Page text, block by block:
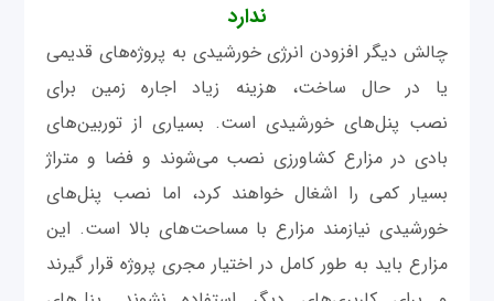
ندارد
چالش دیگر افزودن انرژی خورشیدی به پروژه‌های قدیمی
یا در حال ساخت، هزینه زیاد اجاره زمین برای
نصب پنل‌های خورشیدی است. بسیاری از توربین‌های
بادی در مزارع کشاورزی نصب می‌شوند و فضا و متراژ
بسیار کمی را اشغال خواهند کرد، اما نصب پنل‌های
خورشیدی نیازمند مزارع با مساحت‌های بالا است. این
مزارع باید به طور کامل در اختیار مجری پروژه قرار گیرند